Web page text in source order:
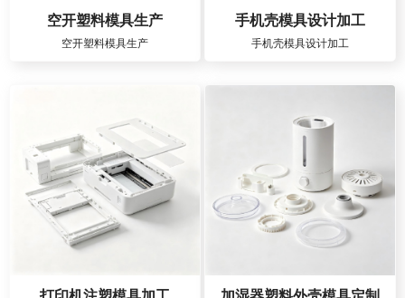
空开塑料模具生产
空开塑料模具生产
手机壳模具设计加工
手机壳模具设计加工